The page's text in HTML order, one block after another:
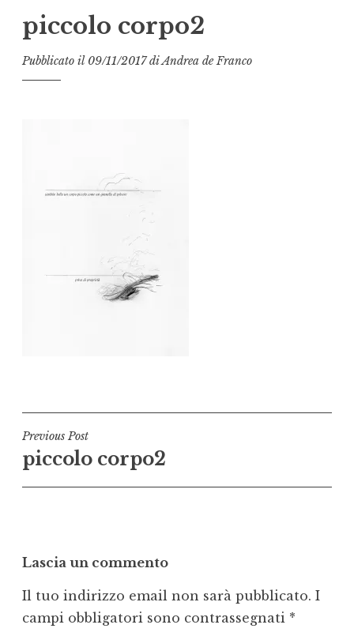
piccolo corpo2
Pubblicato il 09/11/2017 diAndrea de Franco
Navigazione
articoli
Previous Post
piccolo corpo2
Lascia un commento
Il tuo indirizzo email non sarà pubblicato. I
campi obbligatori sono contrassegnati *